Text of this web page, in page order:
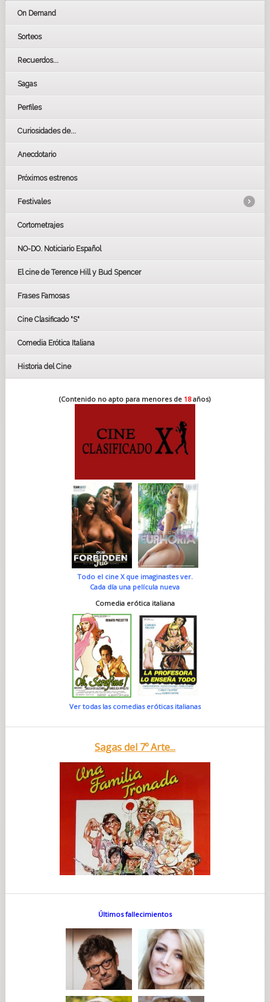
On Demand
Sorteos
Recuerdos...
Sagas
Perfiles
Curiosidades de...
Anecdotario
Próximos estrenos
Festivales
LOS OSCARS
GOYAS
BAFTA
Cortometrajes
NO-DO. Noticiario Español
El cine de Terence Hill y Bud Spencer
Frases Famosas
Cine Clasificado "S"
Comedia Erótica Italiana
Historia del Cine
(Contenido no apto para menores de 18años)
Todo el cine X que imaginastes ver.
Cada día una película nueva
Comedia erótica italiana
Ver todas las comedias eróticas italianas
Sagas del 7º Arte...
Últimos fallecimientos